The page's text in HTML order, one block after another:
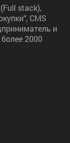
stack),
CMS
и
2000